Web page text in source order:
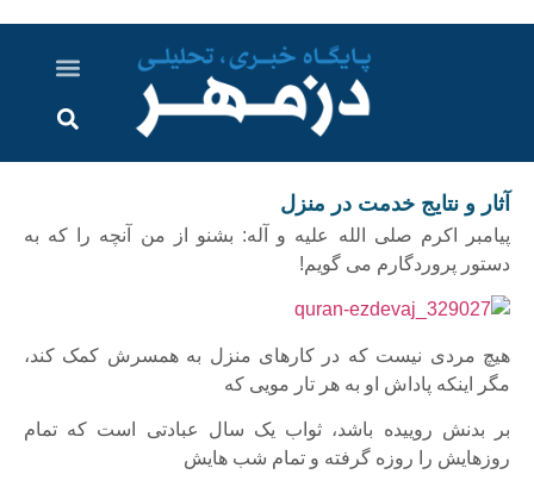
آثار و نتایج خدمت در منزل
پیامبر اکرم صلی الله علیه و آله: بشنو از من آنچه را که به
دستور پروردگارم می گویم!
هیچ مردی نیست که در کارهای منزل به همسرش کمک کند،
مگر اینکه پاداش او به هر تار مویی که
بر بدنش روییده باشد، ثواب یک سال عبادتی است که تمام
روزهایش را روزه گرفته و تمام شب هایش